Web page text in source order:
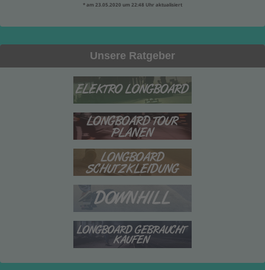
* am 23.05.2020 um 22:48 Uhr aktualisiert
Unsere Ratgeber